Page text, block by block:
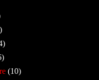
(10)